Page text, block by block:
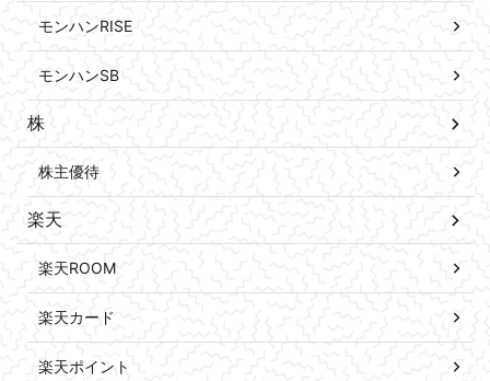
モンハンRISE
モンハンSB
株
株主優待
楽天
楽天ROOM
楽天カード
楽天ポイント